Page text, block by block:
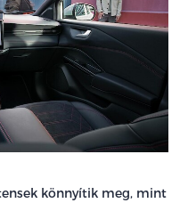
könnyítik meg, mint